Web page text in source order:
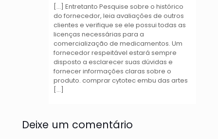
[…] Entretanto Pesquise sobre o histórico
do fornecedor, leia avaliações de outros
clientes e verifique se ele possui todas as
licenças necessárias para a
comercialização de medicamentos. Um
fornecedor respeitável estará sempre
disposto a esclarecer suas dúvidas e
fornecer informações claras sobre o
produto. comprar cytotec embu das artes
[…]
Deixe um comentário